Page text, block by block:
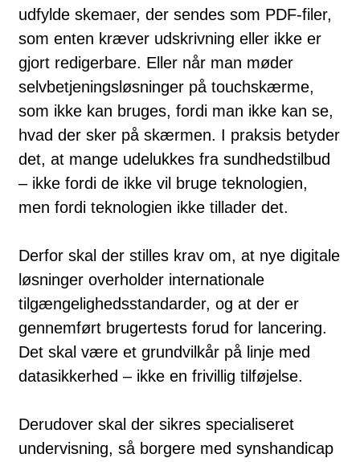
udfylde skemaer, der sendes som PDF-filer,
som enten kræver udskrivning eller ikke er
gjort redigerbare. Eller når man møder
selvbetjeningsløsninger på touchskærme,
som ikke kan bruges, fordi man ikke kan se,
hvad der sker på skærmen. I praksis betyder
det, at mange udelukkes fra sundhedstilbud
– ikke fordi de ikke vil bruge teknologien,
men fordi teknologien ikke tillader det.
Derfor skal der stilles krav om, at nye digitale
løsninger overholder internationale
tilgængelighedsstandarder, og at der er
gennemført brugertests forud for lancering.
Det skal være et grundvilkår på linje med
datasikkerhed – ikke en frivillig tilføjelse.
Derudover skal der sikres specialiseret
undervisning, så borgere med synshandicap